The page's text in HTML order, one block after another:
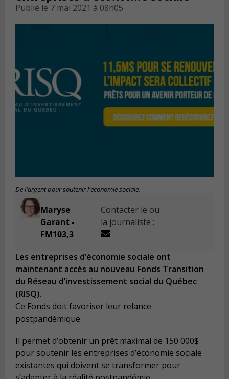
Publié le 7 mai 2021 à 08h05
De l'argent pour soutenir l'économie sociale.
Maryse
Garant -
FM103,3
Contacter le ou
la journaliste :
Les entreprises d’économie sociale ont
maintenant accès au nouveau Fonds Transition
du Réseau d’investissement social du Québec
(RISQ).
Ce Fonds doit favoriser leur relance
postpandémique.
Il permet d’obtenir un prêt maximal de 150 000$
pour soutenir les entreprises d’économie sociale
existantes qui doivent se transformer pour